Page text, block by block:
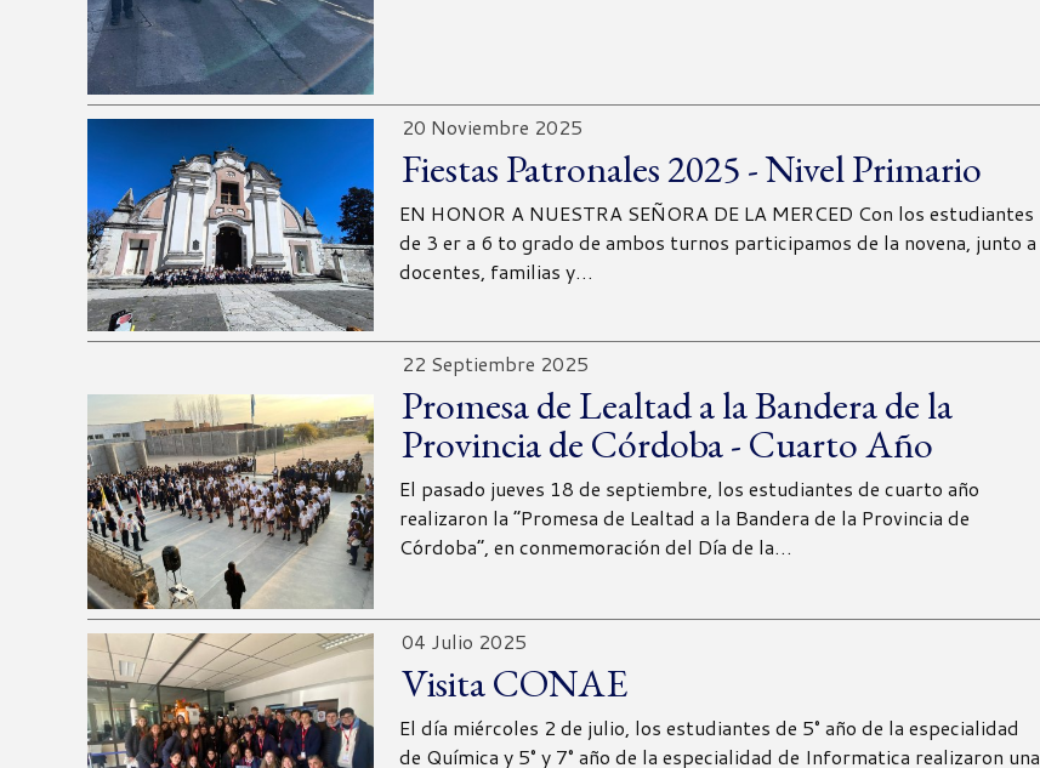
Fiestas Patronales 2025 - Nivel Primario
EN HONOR A NUESTRA SEÑORA DE LA MERCED Con los estudiantes
de 3 er a 6 to grado de ambos turnos participamos de la novena, junto a
docentes, familias y…
20 Noviembre 2025
Promesa de Lealtad a la Bandera de la
Provincia de Córdoba - Cuarto Año
El pasado jueves 18 de septiembre, los estudiantes de cuarto año
realizaron la “Promesa de Lealtad a la Bandera de la Provincia de
Córdoba”, en conmemoración del Día de la…
22 Septiembre 2025
Visita CONAE
El día miércoles 2 de julio, los estudiantes de 5° año de la especialidad
de Química y 5° y 7° año de la especialidad de Informatica realizaron una
04 Julio 2025